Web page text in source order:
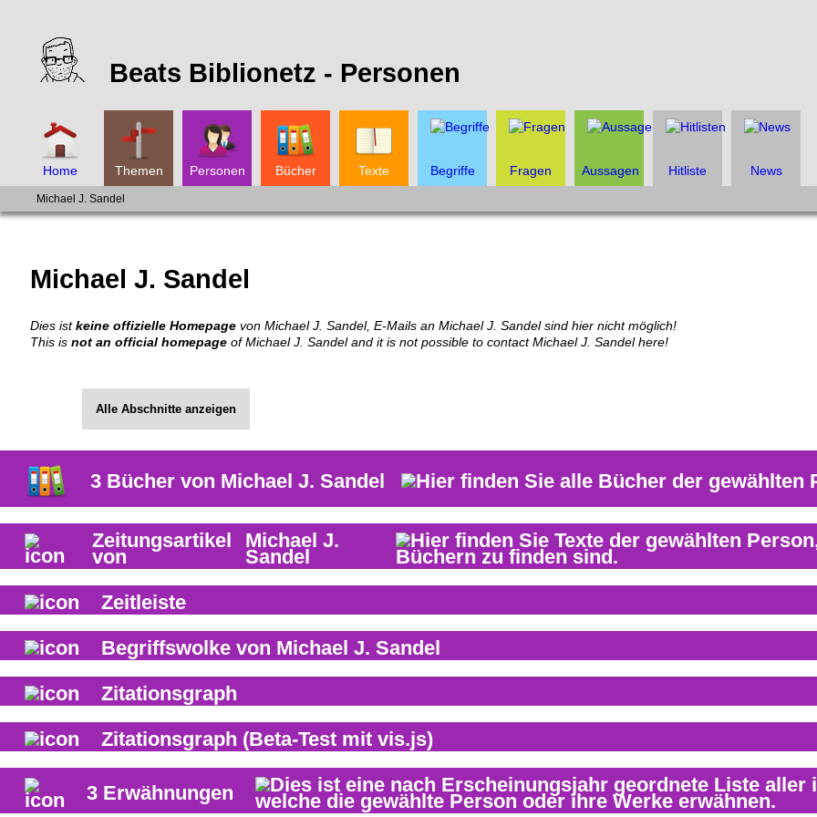
Beats Biblionetz - Personen
Home Themen Personen Bücher Texte Begriffe Fragen Aussagen Hitliste News
Michael J. Sandel
Michael J. Sandel
Dies istkeine offizielle Homepage von Michael J. Sandel, E-Mails an Michael J. Sandel sind hier nicht möglich!
This is not an official homepage of Michael J. Sandel and it is not possible to contact Michael J. Sandel here!
Alle Abschnitte anzeigen
3 Bücher von Michael J. Sandel
Zeitungsartikel
von
Michael J.
Sandel
Zeitleiste
Begriffswolke von Michael J. Sandel
Zitationsgraph
Zitationsgraph (Beta-Test mit vis.js)
3 Erwähnungen